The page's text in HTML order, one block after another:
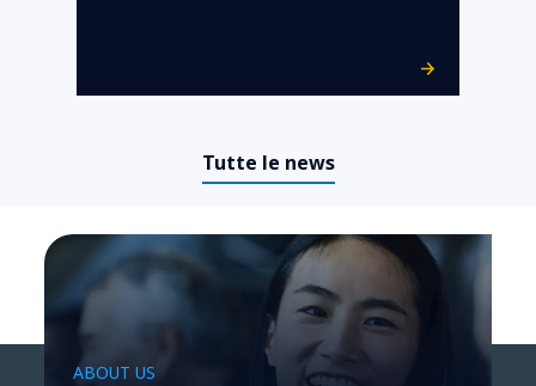
Tutte le news
ABOUT US